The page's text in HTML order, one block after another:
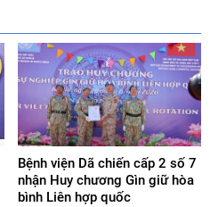
Bệnh viện Dã chiến cấp 2 số 7
nhận Huy chương Gìn giữ hòa
bình Liên hợp quốc